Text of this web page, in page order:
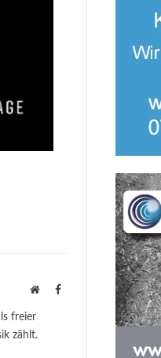
WebsiteFacebook
freier
zählt.